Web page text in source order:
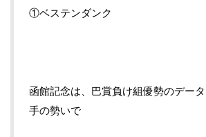
①ベステンダンク
函館記念は、巴賞負け組優勢のデー
手の勢いで